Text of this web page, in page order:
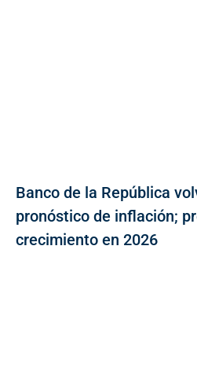
Banco de la República
pronóstico de inflación;
crecimiento en 2026